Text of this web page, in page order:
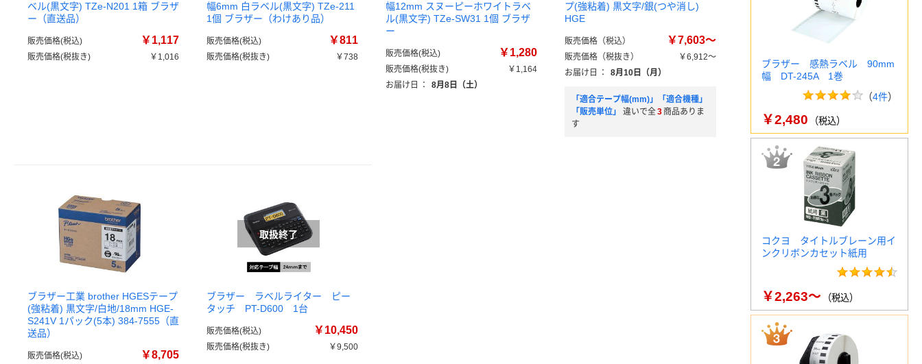
ベル(黒文字) TZe-N201 1箱 ブラザ
ー（直送品）
販売価格(税込) ￥1,117
販売価格(税抜き) ￥1,016
幅6mm 白ラベル(黒文字) TZe-211
1個 ブラザー（わけあり品）
販売価格(税込) ￥811
販売価格(税抜き) ￥738
幅12mm スヌーピーホワイトラベ
ル(黒文字) TZe-SW31 1個 ブラザ
ー
販売価格(税込) ￥1,280
販売価格(税抜き)
￥1,164
お届け日
： 8月8日（土）
プ(強粘着) 黒文字/銀(つや消し)
HGE
販売価格（税込） ￥7,603～
販売価格（税抜き）
￥6,912～
お届け日
： 8月10日（月）
「適合テープ幅(mm)」「適合機種」
「販売単位」
違いで全3 商品ありま
す
ブラザー工業 brother HGESテープ
(強粘着) 黒文字/白地/18mm HGE-
S241V 1パック(5本) 384-7555（直
送品）
販売価格(税込) ￥8,705
ブラザー ラベルライター ピー
タッチ PT-D600 1台
販売価格(税込) ￥10,450
販売価格(税抜き) ￥9,500
ブラザー 感熱ラベル 90mm
幅 DT-245A 1巻
（4件）
￥2,480 （税込）
コクヨ タイトルブレーン用イ
ンクリボンカセット紙用
￥2,263～ （税込）